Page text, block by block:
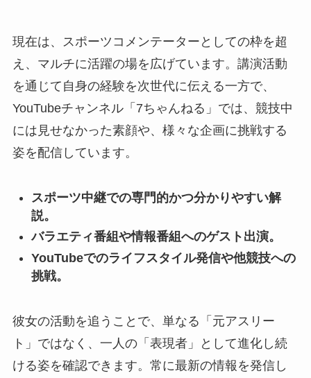
現在は、スポーツコメンテーターとしての枠を超
え、マルチに活躍の場を広げています。講演活動
を通じて自身の経験を次世代に伝える一方で、
YouTubeチャンネル「7ちゃんねる」では、競技中
には見せなかった素顔や、様々な企画に挑戦する
姿を配信しています。
スポーツ中継での専門的かつ分かりやすい解
説。
バラエティ番組や情報番組へのゲスト出演。
YouTubeでのライフスタイル発信や他競技への
挑戦。
彼女の活動を追うことで、単なる「元アスリー
ト」ではなく、一人の「表現者」として進化し続
ける姿を確認できます。常に最新の情報を発信し